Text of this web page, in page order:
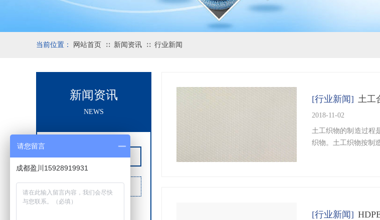
当前位置： 网站首页 ∷ 新闻资讯 ∷ 行业新闻
新闻资讯
NEWS
行业新闻
[行业新闻] 土工
2018-11-02
土工织物的制造过程
织物。土工织物按制
[行业新闻]
请您留言
成都盈川15928919931